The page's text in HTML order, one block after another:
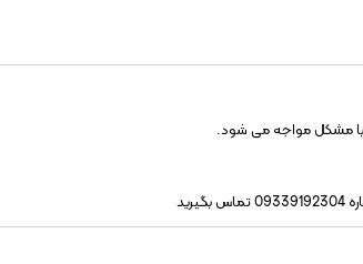
با مشکل مواجه می شود.